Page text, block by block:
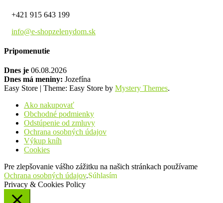
+421 915 643 199
info@e-shopzelenydom.sk
Pripomenutie
Dnes je 06.08.2026
Dnes má meniny: Jozefína
Easy Store | Theme: Easy Store by Mystery Themes.
Ako nakupovať
Obchodné podmienky
Odstúpenie od zmluvy
Ochrana osobných údajov
Výkup kníh
Cookies
Pre zlepšovanie vášho zážitku na našich stránkach používame
Ochrana osobných údajov.Súhlasím
Privacy & Cookies Policy